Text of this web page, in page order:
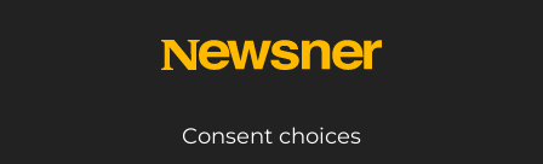
Consent choices